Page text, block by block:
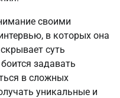
своими
в которых она
суть
задавать
в сложных
уникальные и